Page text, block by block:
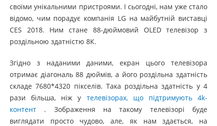
своїми унікальними пристроями. І сьогодні, нам уже стало
відомо, чим порадує компанія LG на майбутній виставці
CES 2018. Ним стане 88-дюймовий OLED телевізор з
роздільною здатністю 8К.
Згідно з наданими даними, екран цього телевізора
отримає діагональ 88 дюймів, а його роздільна здатність
складе 7680*4320 пікселів. Така роздільна здатність у 4
рази більша, ніж у телевізорах, що підтримують 4k-
контент . Зображення на такому телевізорі буде
виглядати просто чудово, але, як нам здається, на